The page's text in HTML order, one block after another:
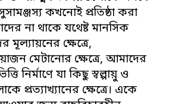
কখনোই প্রতিষ্ঠা করা
না থাকে যথেষ্ট মানসিক
মূল্যায়নের ক্ষেত্রে,
মেটানোর ক্ষেত্রে, আমাদের
নির্মাণে যা কিছু স্বল্পায়ু ও
প্রত্যাখ্যানের ক্ষেত্রে। একে